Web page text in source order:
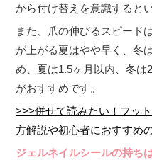
から付け替えを意識すると
また、爪の伸びるスピード
が上がる夏はやや早く、冬
め、夏は1.5ヶ月以内、冬
がおすすめです。
>>>併せて読みたい！フッ
方解説や初心者におすすめ
ジェルネイルシールの持ち